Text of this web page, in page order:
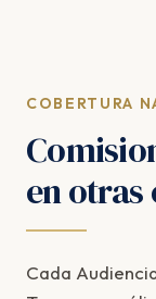
COBERTURA
en otras
Cada